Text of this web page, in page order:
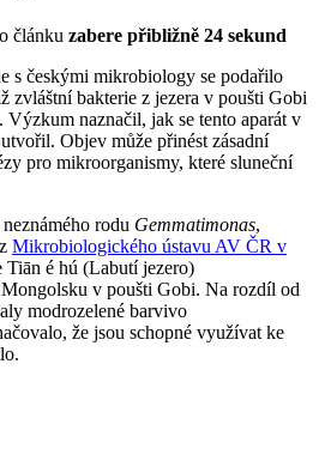
článku zabere přibližně 24 sekund
s českými mikrobiology se podařilo
zvláštní bakterie z jezera v poušti Gobi
Výzkum naznačil, jak se tento aparát v
Objev může přinést zásadní
pro mikroorganismy, které sluneční
rodu Gemmatimonas,
Mikrobiologického ústavu AV ČR v
Tiān é hú (Labutí jezero)
v poušti Gobi. Na rozdíl od
modrozelené barvivo
že jsou schopné využívat ke